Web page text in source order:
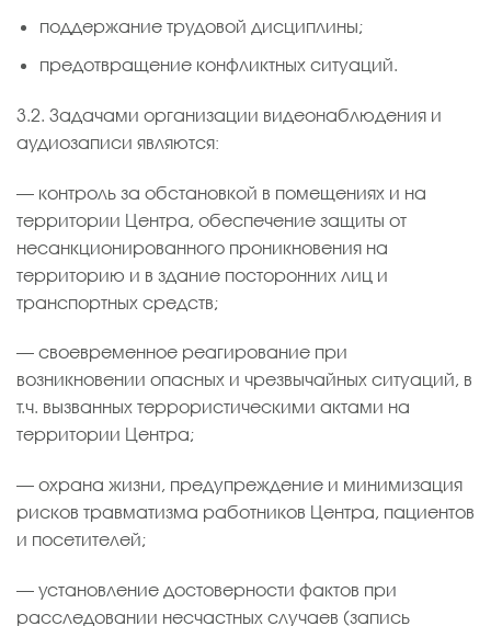
поддержание трудовой дисциплины;
предотвращение конфликтных ситуаций.
3.2. Задачами организации видеонаблюдения и
аудиозаписи являются:
— контроль за обстановкой в помещениях и на
территории Центра, обеспечение защиты от
несанкционированного проникновения на
территорию и в здание посторонних лиц и
транспортных средств;
— своевременное реагирование при
возникновении опасных и чрезвычайных ситуаций, в
т.ч. вызванных террористическими актами на
территории Центра;
— охрана жизни, предупреждение и минимизация
рисков травматизма работников Центра, пациентов
и посетителей;
— установление достоверности фактов при
расследовании несчастных случаев (запись